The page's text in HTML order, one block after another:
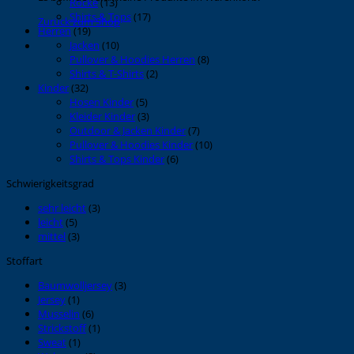
Zurück zum Shop
Shirts & Tops(17)
Herren(19)
Jacken (10)
Pullover & Hoodies Herren (8)
Shirts & T-Shirts(2)
Kinder(32)
Hosen Kinder(5)
Kleider Kinder(3)
Outdoor & Jacken Kinder(7)
Pullover & Hoodies Kinder(10)
Shirts & Tops Kinder(6)
Schwierigkeitsgrad
sehr leicht(3)
leicht(5)
mittel(3)
Stoffart
Baumwolljersey(3)
Jersey(1)
Musselin (6)
Strickstoff(1)
Sweat(1)